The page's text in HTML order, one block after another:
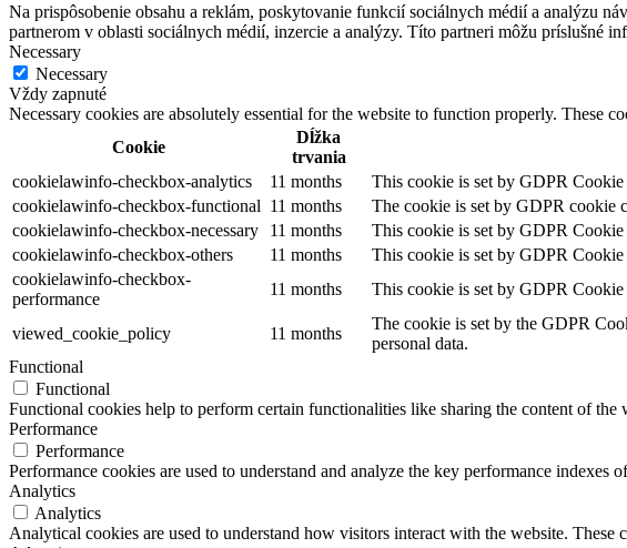
Na prispôsobenie obsahu a reklám, poskytovanie funkcií sociálnych médií a analýzu
partnerom v oblasti sociálnych médií, inzercie a analýzy. Títo partneri môžu príslušné
Necessary
Necessary
Vždy zapnuté
Necessary cookies are absolutely essential for the website to function properly. These
Cookie
Dĺžka
trvania
cookielawinfo-checkbox-analytics
11 months
This cookie is set by GDPR
cookielawinfo-checkbox-functional 11 months
The cookie is set by GDPR cookie
cookielawinfo-checkbox-necessary
11 months
This cookie is set by GDPR Cookie
cookielawinfo-checkbox-others
11 months
This cookie is set by GDPR Cookie
cookielawinfo-checkbox-
performance
11 months This cookie is set by GDPR Cookie
viewed_cookie_policy 11 months
The cookie is set by the GDPR
personal data.
Functional
Functional
Functional cookies help to perform certain functionalities like sharing the content of
Performance
Performance
Performance cookies are used to understand and analyze the key performance
Analytics
Analytics
Analytical cookies are used to understand how visitors interact with the website.